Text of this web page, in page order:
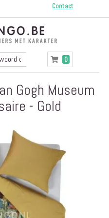
Contact
Winkelwagen
0producten
Gogh Museum
- Gold